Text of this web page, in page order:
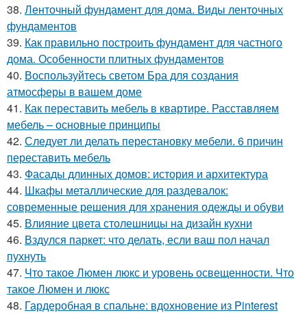
38. Ленточный фундамент для дома. Виды ленточных
фундаментов
39. Как правильно построить фундамент для частного
дома. Особенности плитных фундаментов
40. Воспользуйтесь светом Бра для создания
атмосферы в вашем доме
41. Как переставить мебель в квартире. Расставляем
мебель – основные принципы
42. Следует ли делать перестановку мебели. 6 причин
переставить мебель
43. Фасады длинных домов: история и архитектура
44. Шкафы металлические для раздевалок:
современные решения для хранения одежды и обуви
45. Влияние цвета столешницы на дизайн кухни
46. Вздулся паркет: что делать, если ваш пол начал
пухнуть
47. Что такое Люмен люкс и уровень освещенности. Что
такое Люмен и люкс
48. Гардеробная в спальне: вдохновение из Pinterest